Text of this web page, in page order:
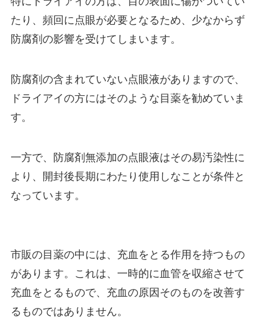
たり、頻回に点眼が必要となるため、少なからず
防腐剤の影響を受けてしまいます。
防腐剤の含まれていない点眼液がありますので、
ドライアイの方にはそのような目薬を勧めていま
す。
一方で、防腐剤無添加の点眼液はその易汚染性に
より、開封後長期にわたり使用しなことが条件と
なっています。
市販の目薬の中には、充血をとる作用を持つもの
があります。これは、一時的に血管を収縮させて
充血をとるもので、充血の原因そのものを改善す
るものではありません。